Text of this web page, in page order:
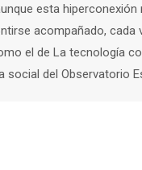
esta hiperconexión
acompañado, cada
el de La tecnología
social del Observatorio